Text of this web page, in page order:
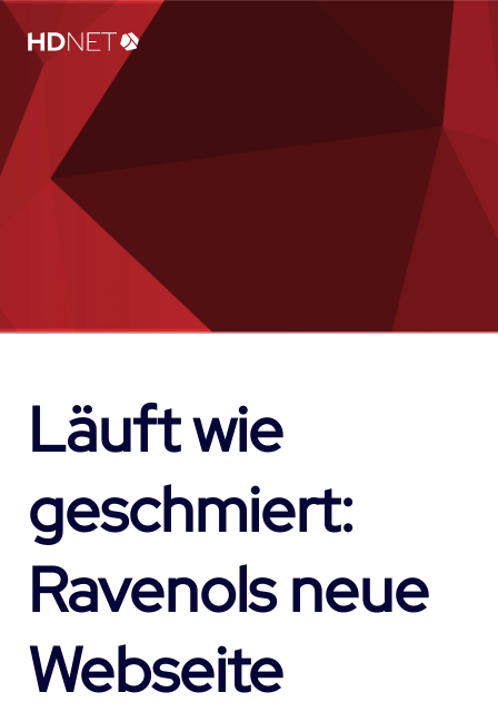
Läuft wie
geschmiert:
Ravenols neue
Webseite